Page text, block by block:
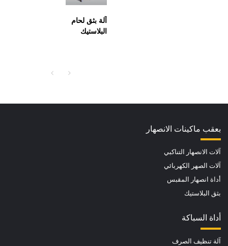
آلة بثق لحام
البلاستيك
بعقب ماكينات الانصهار
آلات الانصهار التناكبي
آلات الصهر الكهربائي
أداة انصهار المقبس
بثق البلاستيك
أداة السباكة
آلة تنظيف الصرف